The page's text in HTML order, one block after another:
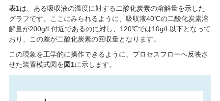
表1は、ある吸収液の温度に対する二酸化炭素の溶解量を示した
グラフです。ここにみられるように、吸収液40℃の二酸化炭素溶
解量が200g/L付近であるのに対し、120℃では10g/L以下となって
おり、この差が二酸化炭素の回収量となります。
この現象を工学的に操作できるように、プロセスフローへ反映さ
せた装置模式図を図1に示します。